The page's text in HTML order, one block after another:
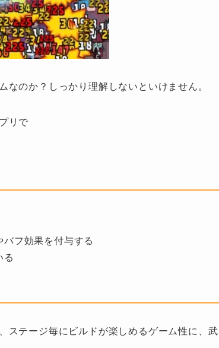
のか？しっかり理解しないといけません。
リで
フ効果を付与する
る
ステージ毎にビルドが楽しめるゲーム性に、武